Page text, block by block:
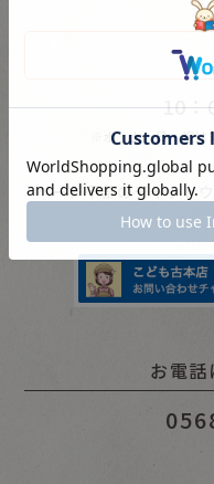
聞かせ屋。けいたろう10：
※水・土・日・祝は
ページ下部のチャット
お電話